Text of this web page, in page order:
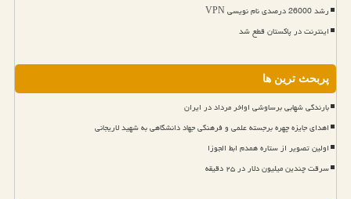
رشد 26000 درصدی نام نویسی VPN
اینترنت در پاکستان قطع شد
پربحث ترین ها
بارندگی شهابی برساوشی اواخر مرداد در ایران
اهدای جایزه چهره برجسته علمی و فرهنگی جهاد دانشگاهی به شهید لاریجانی
اولین تصویر از ستاره همدم ابط الجوزا
سرقت چندین میلیون دلار در ۲۵ دقیقه